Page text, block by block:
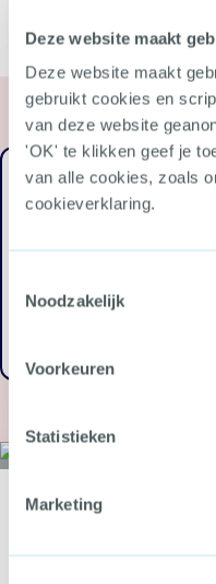
Deze website maakt
Deze website maakt
gebruikt cookies en
van deze website
'OK' te klikken geef je
van alle cookies, zoals
cookieverklaring.
Noodzakelijk
Voorkeuren
Statistieken
Marketing
Wat zijn High
Crimes?
Wil jij als eerste op de hoogte zijn
Meld je aan